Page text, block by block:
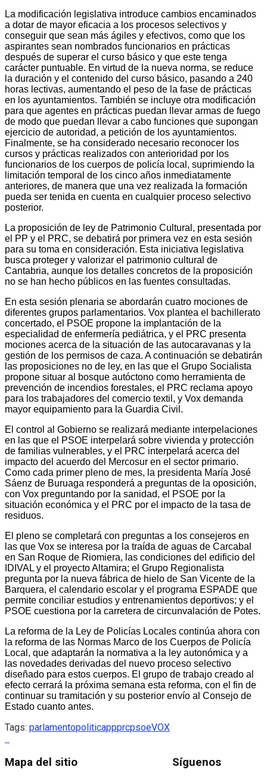
La modificación legislativa introduce cambios encaminados
a dotar de mayor eficacia a los procesos selectivos y
conseguir que sean más ágiles y efectivos, como que los
aspirantes sean nombrados funcionarios en prácticas
después de superar el curso básico y que este tenga
carácter puntuable. En virtud de la nueva norma, se reduce
la duración y el contenido del curso básico, pasando a 240
horas lectivas, aumentando el peso de la fase de prácticas
en los ayuntamientos. También se incluye otra modificación
para que agentes en prácticas puedan llevar armas de fuego
de modo que puedan llevar a cabo funciones que supongan
ejercicio de autoridad, a petición de los ayuntamientos.
Finalmente, se ha considerado necesario reconocer los
cursos y prácticas realizados con anterioridad por los
funcionarios de los cuerpos de policía local, suprimiendo la
limitación temporal de los cinco años inmediatamente
anteriores, de manera que una vez realizada la formación
pueda ser tenida en cuenta en cualquier proceso selectivo
posterior.
La proposición de ley de Patrimonio Cultural, presentada por
el PP y el PRC, se debatirá por primera vez en esta sesión
para su toma en consideración. Esta iniciativa legislativa
busca proteger y valorizar el patrimonio cultural de
Cantabria, aunque los detalles concretos de la proposición
no se han hecho públicos en las fuentes consultadas.
En esta sesión plenaria se abordarán cuatro mociones de
diferentes grupos parlamentarios. Vox plantea el bachillerato
concertado, el PSOE propone la implantación de la
especialidad de enfermería pediátrica, y el PRC presenta
mociones acerca de la situación de las autocaravanas y la
gestión de los permisos de caza. A continuación se debatirán
las proposiciones no de ley, en las que el Grupo Socialista
propone situar al bosque autóctono como herramienta de
prevención de incendios forestales, el PRC reclama apoyo
para los trabajadores del comercio textil, y Vox demanda
mayor equipamiento para la Guardia Civil.
El control al Gobierno se realizará mediante interpelaciones
en las que el PSOE interpelará sobre vivienda y protección
de familias vulnerables, y el PRC interpelará acerca del
impacto del acuerdo del Mercosur en el sector primario.
Como cada primer pleno de mes, la presidenta María José
Sáenz de Buruaga responderá a preguntas de la oposición,
con Vox preguntando por la sanidad, el PSOE por la
situación económica y el PRC por el impacto de la tasa de
residuos.
El pleno se completará con preguntas a los consejeros en
las que Vox se interesa por la traída de aguas de Carcabal
en San Roque de Riomiera, las condiciones del edificio del
IDIVAL y el proyecto Altamira; el Grupo Regionalista
pregunta por la nueva fábrica de hielo de San Vicente de la
Barquera, el calendario escolar y el programa ESPADE que
permite conciliar estudios y entrenamientos deportivos; y el
PSOE cuestiona por la carretera de circunvalación de Potes.
La reforma de la Ley de Policías Locales continúa ahora con
la reforma de las Normas Marco de los Cuerpos de Policía
Local, que adaptarán la normativa a la ley autonómica y a
las novedades derivadas del nuevo proceso selectivo
diseñado para estos cuerpos. El grupo de trabajo creado al
efecto cerrará la próxima semana esta reforma, con el fin de
continuar su tramitación y su posterior envío al Consejo de
Estado cuanto antes.
Tags: parlamentopoliticappprcpsoeVOX
Mapa del sitio Síguenos